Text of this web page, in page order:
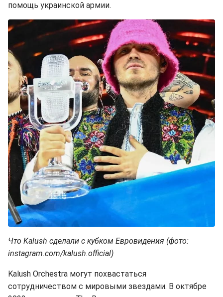
помощь украинской армии.
Что Kalush сделали с кубком Евровидения (фото:
instagram.com/kalush.official)
Kalush Orchestra могут похвастаться
сотрудничеством с мировыми звездами. В октябре